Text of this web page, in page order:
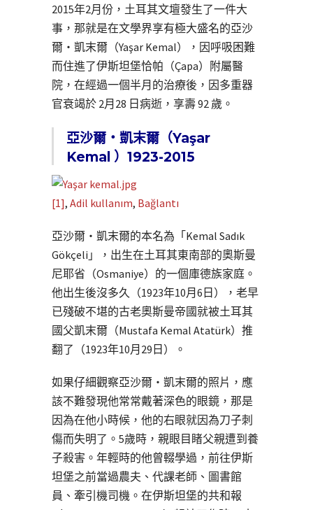
2015年2月份，土耳其文壇發生了一件大
事，那就是在文學界享有極大盛名的亞沙
爾・凱末爾（Yaşar Kemal），因呼吸困難
而住進了伊斯坦堡恰帕（Çapa）附屬醫
院，在經過一個半月的治療後，因多重器
官衰竭於 2月28 日病逝，享壽 92 歲。
亞沙爾・凱末爾（Yaşar
Kemal ）1923-2015
[1], Adil kullanım, Bağlantı
亞沙爾・凱末爾的本名為「Kemal Sadık
Gökçeli」，出生在土耳其東南部的奧斯曼
尼耶省（Osmaniye）的一個庫德族家庭。
他出生後沒多久（1923年10月6日），老早
已殘破不堪的古老奧斯曼帝國就被土耳其
國父凱末爾（Mustafa Kemal Atatürk）推
翻了（1923年10月29日）。
如果仔細觀察亞沙爾・凱末爾的照片，應
該不難發現他常常戴著深色的眼鏡，那是
因為在他小時候，他的右眼就因為刀子刺
傷而失明了。5歲時，親眼目睹父親遭到養
子殺害。年輕時的他曾輟學過，前往伊斯
坦堡之前當過農夫、代課老師、圖書館
員、牽引機司機。在伊斯坦堡的共和報